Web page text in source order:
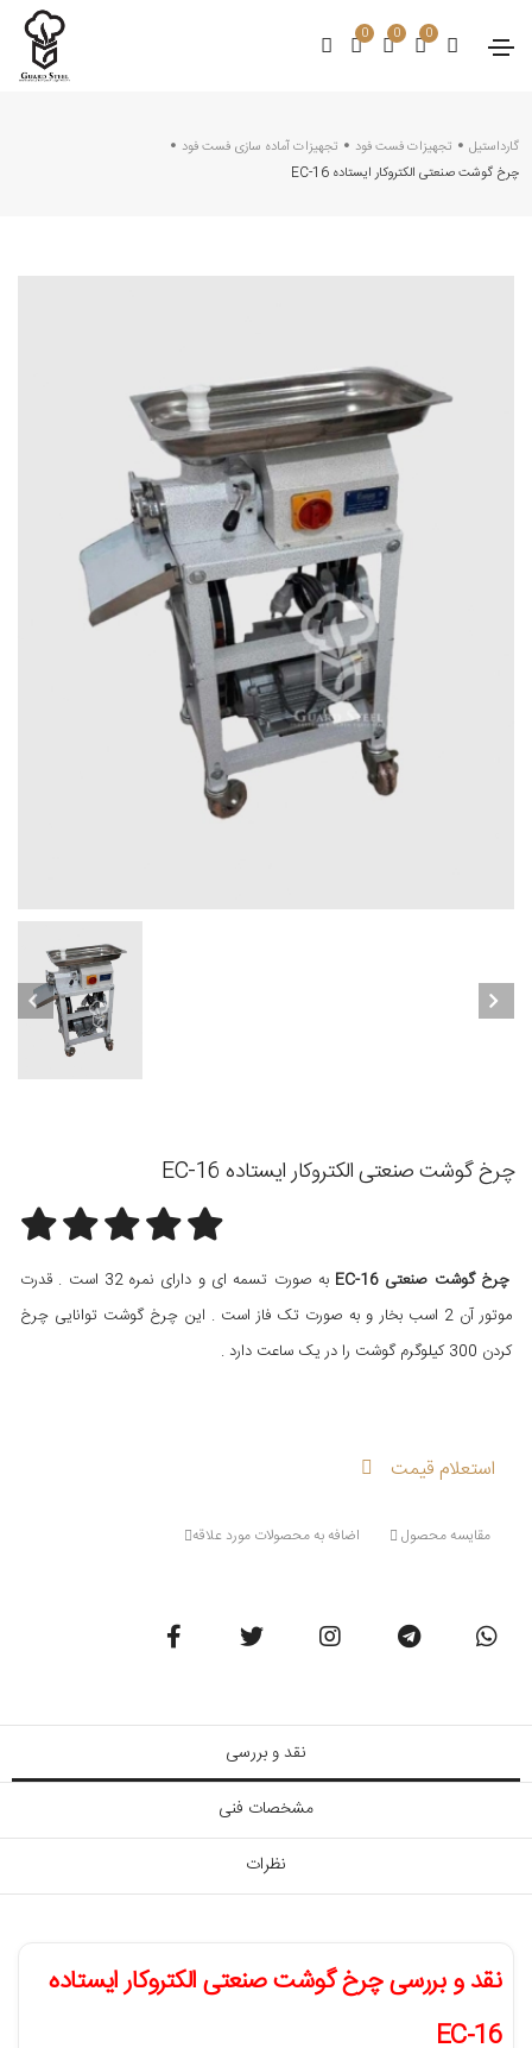
0 0 0
گارداستیل تجهیزات فست فود
تجهیزات آماده سازی فست فود
چرخ گوشت صنعتی الکتروکار ایستاده EC-16
چرخ گوشت صنعتی الکتروکار ایستاده EC-16
چرخ گوشت صنعتی EC-16
به صورت تسمه ای و دارای نمره 32 است . قدرت
موتور آن 2 اسب بخار و به صورت تک فاز است . این چرخ گوشت توانایی چرخ
کردن 300 کیلوگرم گوشت را در یک ساعت دارد .
استعلام قیمت
اضافه به محصولات مورد علاقه مقایسه محصول
نقد و بررسی
مشخصات فنی
نظرات
نقد و بررسی چرخ گوشت صنعتی الکتروکار ایستاده
EC-16